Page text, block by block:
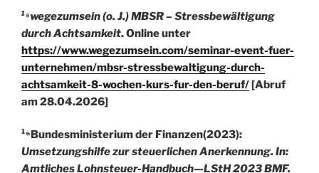
¹⁵wegezumsein (o. J.) MBSR – Stressbewältigung
durch Achtsamkeit. Online unter
https://www.wegezumsein.com/seminar-event-fuer-
unternehmen/mbsr-stressbewaltigung-durch-
achtsamkeit-8-wochen-kurs-fur-den-beruf/[Abruf
am 28.04.2026]
¹⁶Bundesministerium der Finanzen(2023):
Umsetzungshilfe zur steuerlichen Anerkennung. In:
Amtliches Lohnsteuer-Handbuch—LStH 2023BMF.